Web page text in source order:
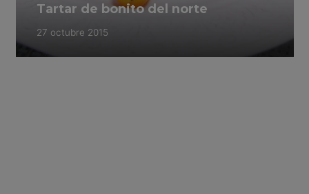
Tartar de bonito del norte
27 octubre 2015